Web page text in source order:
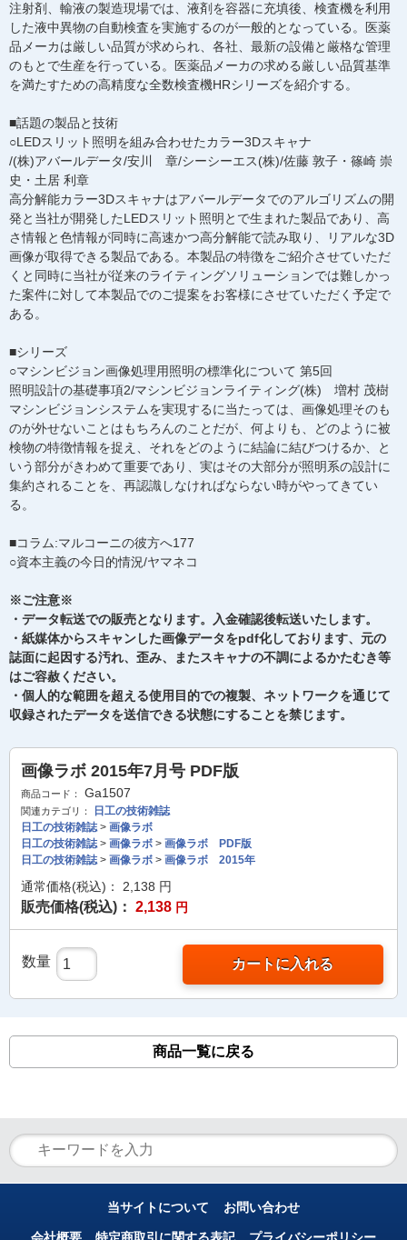
注射剤、輸液の製造現場では、液剤を容器に充填後、検査機を利用
した液中異物の自動検査を実施するのが一般的となっている。医薬
品メーカは厳しい品質が求められ、各社、最新の設備と厳格な管理
のもとで生産を行っている。医薬品メーカの求める厳しい品質基準
を満たすための高精度な全数検査機HRシリーズを紹介する。
■話題の製品と技術
○LEDスリット照明を組み合わせたカラー3Dスキャナ
/(株)アバールデータ/安川 章/シーシーエス(株)/佐藤 敦子・篠崎 崇
史・土居 利章
高分解能カラー3Dスキャナはアバールデータでのアルゴリズムの開
発と当社が開発したLEDスリット照明とで生まれた製品であり、高
さ情報と色情報が同時に高速かつ高分解能で読み取り、リアルな3D
画像が取得できる製品である。本製品の特徴をご紹介させていただ
くと同時に当社が従来のライティングソリューションでは難しかっ
た案件に対して本製品でのご提案をお客様にさせていただく予定で
ある。
■シリーズ
○マシンビジョン画像処理用照明の標準化について 第5回
照明設計の基礎事項2/マシンビジョンライティング(株) 増村 茂樹
マシンビジョンシステムを実現するに当たっては、画像処理そのも
のが外せないことはもちろんのことだが、何よりも、どのように被
検物の特徴情報を捉え、それをどのように結論に結びつけるか、と
いう部分がきわめて重要であり、実はその大部分が照明系の設計に
集約されることを、再認識しなければならない時がやってきてい
る。
■コラム:マルコーニの彼方へ177
○資本主義の今日的情況/ヤマネコ
※ご注意※
・データ転送での販売となります。入金確認後転送いたします。
・紙媒体からスキャンした画像データをpdf化しております、元の
誌面に起因する汚れ、歪み、またスキャナの不調によるかたむき等
はご容赦ください。
・個人的な範囲を超える使用目的での複製、ネットワークを通じて
収録されたデータを送信できる状態にすることを禁じます。
画像ラボ 2015年7月号 PDF版
商品コード： Ga1507
関連カテゴリ：
日工の技術雑誌
日工の技術雑誌> 画像ラボ
日工の技術雑誌> 画像ラボ > 画像ラボ PDF版
日工の技術雑誌> 画像ラボ > 画像ラボ 2015年
通常価格(税込)： 2,138 円
販売価格(税込)： 2,138 円
数量 カートに入れる
商品一覧に戻る
当サイトについて お問い合わせ
会社概要 特定商取引に関する表記 プライバシーポリシー